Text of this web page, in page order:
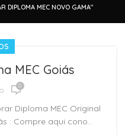
DIPLOMA MEC NOVO GAMA"
MEC Goiás
0
Diploma MEC Original
: Compre aqui cono...